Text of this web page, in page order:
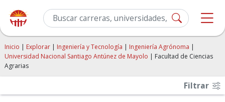
Inicio | Explorar | Ingeniería y Tecnología | Ingeniería Agrónoma |
Universidad Nacional Santiago Antúnez de Mayolo | Facultad de Ciencias
Agrarias
Filtrar